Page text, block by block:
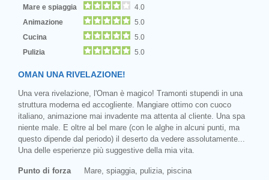
Mare e spiaggia
4.0
Animazione
5.0
Cucina
5.0
Pulizia
5.0
OMAN UNA RIVELAZIONE!
Una vera rivelazione, l'Oman è magico! Tramonti stupendi in una
struttura moderna ed accogliente. Mangiare ottimo con cuoco
italiano, animazione mai invadente ma attenta al cliente. Una spa
niente male. E oltre al bel mare (con le alghe in alcuni punti, ma
questo dipende dal periodo) il deserto da vedere assolutamente...
Una delle esperienze più suggestive della mia vita.
Punto di forza
Mare, spiaggia, pulizia, piscina